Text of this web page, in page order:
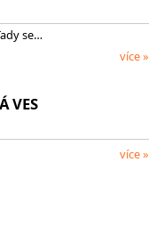
se…
více »
VES
více »